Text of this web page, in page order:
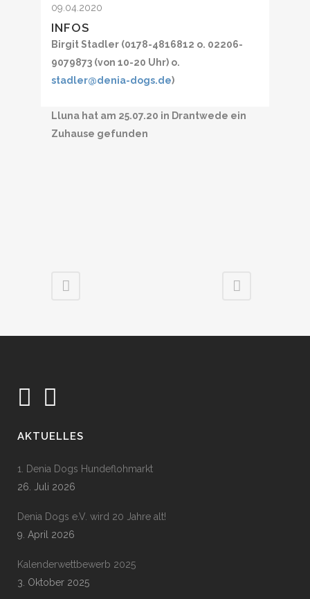
09.04.2020
INFOS
Birgit Stadler (0178-4816812 o. 02206-
9079873 (von 10-20 Uhr) o.
stadler@denia-dogs.de)
Lluna hat am 25.07.20 in Drantwede ein
Zuhause gefunden
AKTUELLES
1. Denia Dogs Hundeflohmarkt
26. Juli 2026
Denia Dogs e.V. wird 20 Jahre alt!
9. April 2026
Kalenderwettbewerb 2025
3. Oktober 2025